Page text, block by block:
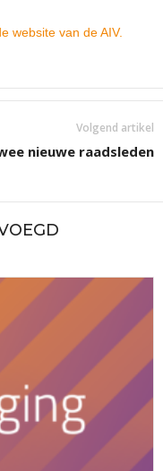
website van de AIV.
Volgend artikel
nieuwe raadsleden